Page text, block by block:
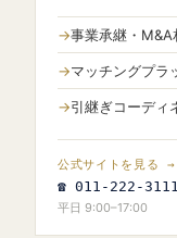
事業承継・M&A
マッチングプラ
引継ぎコーディ
公式サイトを見る →
☎ 011-222-3111
平日 9:00–17:00